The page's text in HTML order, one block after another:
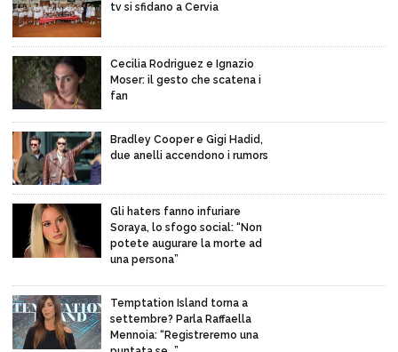
tv si sfidano a Cervia
Cecilia Rodriguez e Ignazio
Moser: il gesto che scatena i
fan
Bradley Cooper e Gigi Hadid,
due anelli accendono i rumors
Gli haters fanno infuriare
Soraya, lo sfogo social: “Non
potete augurare la morte ad
una persona”
Temptation Island torna a
settembre? Parla Raffaella
Mennoia: “Registreremo una